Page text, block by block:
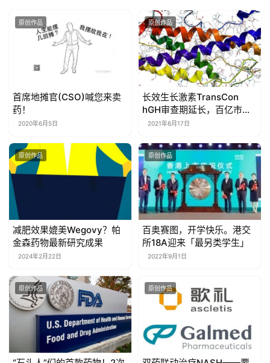
原创作品
首席地摊官(CSO)喊您来卖
药！
2020年6月5日
原创作品
长效生长激素TransCon
hGH审查期延长，百亿市场
竞争激烈
2021年6月17日
原创作品
减肥效果媲美Wegovy？帕
金森药物最新研究成果
2024年2月22日
原创作品
百奥赛图，开学快乐。港交
所18A迎来「最另类学生」
2022年9月1日
原创作品 原创作品